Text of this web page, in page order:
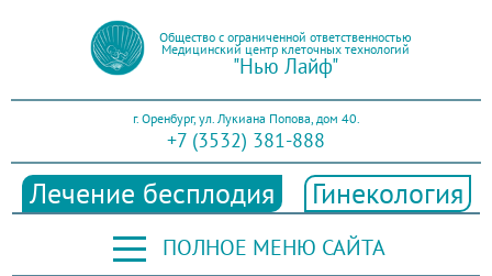
Общество с ограниченной ответственностью
Медицинский центр клеточных технологий
"Нью Лайф"
г. Оренбург, ул. Лукиана Попова, дом 40.
+7 (3532) 381-888
Лечение бесплодия Гинекология
ПОЛНОЕ МЕНЮ САЙТА